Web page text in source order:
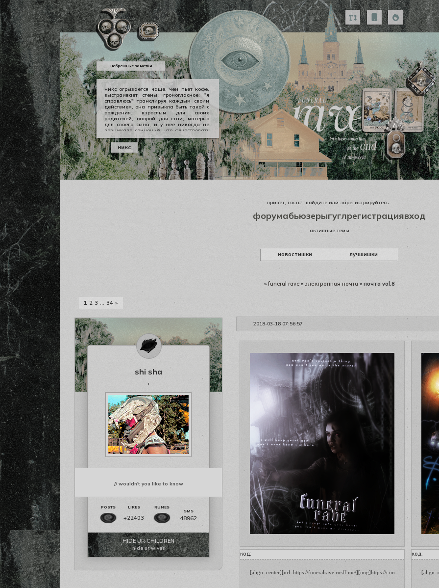
никс огрызается чаще, чем пьет кофе,
выстраивает стены, громогласное: "я
справлюсь" транслируя каждым своим
действием, она привыкла быть такой с
рождения. взрослым для своих
родителей, опорой для стаи, матерью
для своего сына, и у нее никогда не
возникало сомнений, что существовать
можно в принципе своем как-то иначе.
у никс опора — она сама, даже если
уже давно изломанная, совершенно
ненадежная, но помощи она просит
тогда, когда не остается уже выбора.
никс
небрежные заметки
форумабьюзерыгуглрегистрациявход
активные темы
новостишки лучшишки
привет, гость! войдитеили зарегистрируйтесь.
»funeral rave » электронная почта » почта vol.8
1 2 3 … 34 »
2018-03-18 07:56:57
shi sha
.!.
// wouldn't you like to know
+22403 48962
HIDE UR CHILDREN
hide ur wives
код:
[align=center][url=https://funeralrave.rusff.me/][img]https://i.imgur.com/
код: